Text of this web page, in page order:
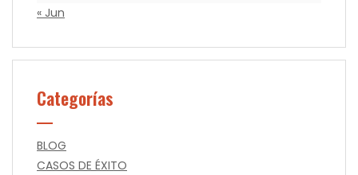
« Jun
Categorías
BLOG
CASOS DE ÉXITO